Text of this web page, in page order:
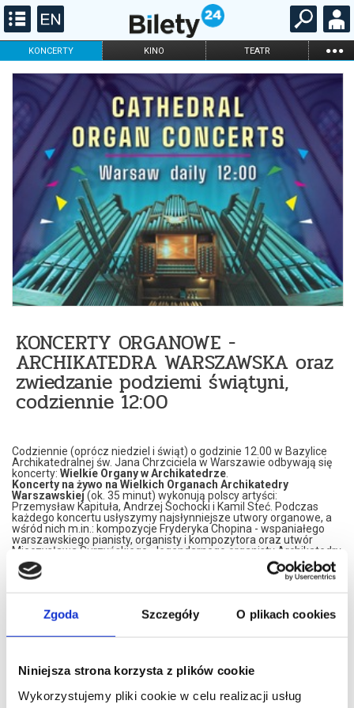
Zgoda Szczegóły O plikach cookies
Niniejsza strona korzysta z plików cookie
Wykorzystujemy pliki cookie w celu realizacji usług
KONCERTY KINO TEATR ...
FILHARMONIA OPERA I BALET
STAND-UP
DLA DZIECI
ONLINE KARNETY
KONCERTY ORGANOWE -
ARCHIKATEDRA WARSZAWSKA oraz
zwiedzanie podziemi świątyni,
codziennie 12:00
Codziennie (oprócz niedziel i świąt) o godzinie 12.00 w Bazylice
Archikatedralnej św. Jana Chrzciciela w Warszawie odbywają się
koncerty: Wielkie Organy w Archikatedrze
Koncerty na żywo na Wielkich Organach Archikatedry
Warszawskiej (ok. 35 minut) wykonują polscy artyści:
Przemysław Kapituła, Andrzej Sochocki i Kamil Steć. Podczas
każdego koncertu usłyszymy najsłynniejsze utwory organowe, a
wśród nich m.in.: kompozycje Fryderyka Chopina - wspaniałego
warszawskiego pianisty, organisty i kompozytora oraz utwór
Mieczysława Surzyńskiego - legendarnego organisty Archikatedry
Warszawskiej za życia zwanego "polskim Bachem". Wirtuozi
występują w strojach z epoki romantycznej. Archikatedralne
organy postały w 1987 roku. Są wielkie, słynne i wspaniałe -
posiadają 4301 piszczałek, trzy klawiatury do grania rękami i jedną
klawiaturę do grania nogami. Największa piszczałka organów
waży ok. 100 kg. Dźwięk organów jest orkiestrowy, soczysty i
porywająco, na najwyższym poziomie artystycznym. Dlatego
grobowce Archikatedry(ok. 15 minut).
Zwiedzając je stajemy twarzą w twarz z historią Polski.